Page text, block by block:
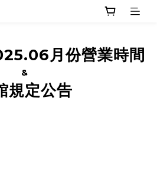
月份營業時間
&
規定公告